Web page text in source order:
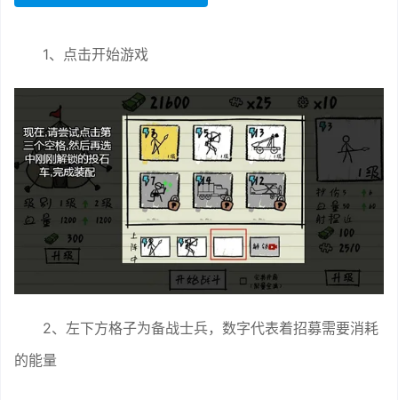
1、点击开始游戏
2、左下方格子为备战士兵，数字代表着招募需要消耗
的能量